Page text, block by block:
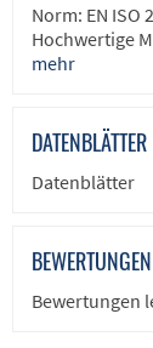
Norm: EN ISO
Hochwertige
mehr
DATENBLÄTTER
Datenblätter
BEWERTUNGEN
Bewertungen